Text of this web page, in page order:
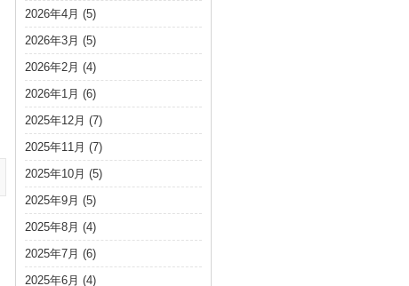
2026年4月 (5)
2026年3月 (5)
2026年2月 (4)
2026年1月 (6)
2025年12月 (7)
2025年11月 (7)
2025年10月 (5)
2025年9月 (5)
2025年8月 (4)
2025年7月 (6)
2025年6月 (4)